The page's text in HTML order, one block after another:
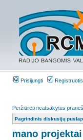
Prisijungti Registruotis
Peržiūrėti neatsakytus
Pagrindinis diskusijų
mano